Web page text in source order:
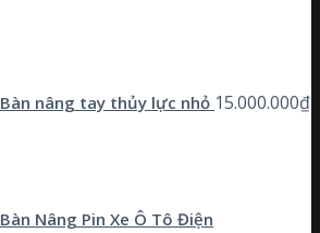
Bàn nâng tay thủy lực nhỏ 15.000.000₫
Bàn Nâng Pin Xe Ô Tô Điện